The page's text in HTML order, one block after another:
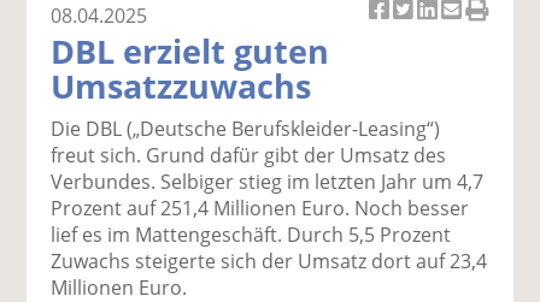
a
uf
F
ac
e
b
el
t
wi
tt
er
n
el
a
uf
Li
n
k
e
er
E
m
ai
l
ru
ck
n
08.04.2025
DBL erzielt guten
Umsatzzuwachs
Die DBL („Deutsche Berufskleider-Leasing“)
freut sich. Grund dafür gibt der Umsatz des
Verbundes. Selbiger stieg im letzten Jahr um 4,7
Prozent auf 251,4 Millionen Euro. Noch besser
lief es im Mattengeschäft. Durch 5,5 Prozent
Zuwachs steigerte sich der Umsatz dort auf 23,4
Millionen Euro.